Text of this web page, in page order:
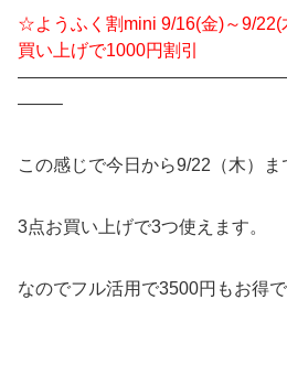
☆ようふく割mini 9/16(金)～9/22(
買い上げで1000円割引
——–
この感じで今日から9/22（木）ま
3点お買い上げで3つ使えます。
なのでフル活用で3500円もお得で